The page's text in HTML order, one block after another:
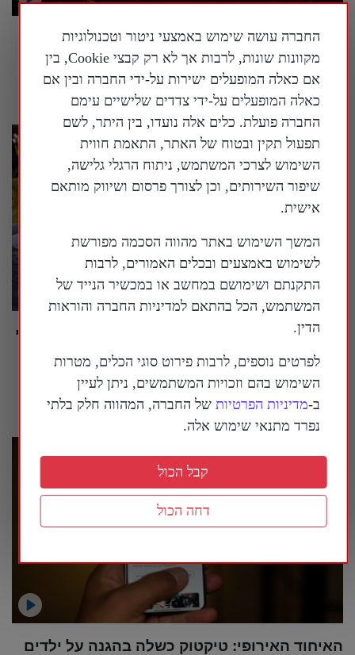
טראמפ הורה: להציב שלטי אזהרה סביב מוזיאון
ההיסטוריה הלאומי של ארה"ב
וושינגטון, ארה"ב: עצרת נרות גדולה לזכר מתרגלי
הפאלון גונג שנרדפו למוות על ידי המשטר
הקומוניסטי הסיני
האיחוד האירופי: טיקטוק כשלה בהגנה על ילדים
החברה עושה שימוש באמצעי ניטור וטכנולוגיות
מקוונות שונות, לרבות אך לא רק קבצי Cookie, בין
אם כאלה המופעלים ישירות על-ידי החברה ובין אם
כאלה המופעלים על-ידי צדדים שלישיים עימם
החברה פועלת. כלים אלה נועדו, בין היתר, לשם
תפעול תקין ובטוח של האתר, התאמת חווית
השימוש לצרכי המשתמש, ניתוח הרגלי גלישה,
שיפור השירותים, וכן לצורך פרסום ושיווק מותאם
אישית.
המשך השימוש באתר מהווה הסכמה מפורשת
לשימוש באמצעים ובכלים האמורים, לרבות
התקנתם ושימושם במחשב או במכשיר הנייד של
המשתמש, הכל בהתאם למדיניות החברה והוראות
הדין.
לפרטים נוספים, לרבות פירוט סוגי הכלים, מטרות
השימוש בהם וזכויות המשתמשים, ניתן לעיין
ב-מדיניות הפרטיות של החברה, המהווה חלק בלתי
נפרד מתנאי שימוש אלה.
דחה הכול
קבל הכול